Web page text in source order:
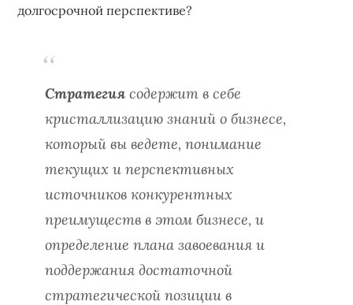
долгосрочной перспективе?
Cтратегия содержит в себе
кристаллизацию знаний о бизнесе,
который вы ведете, понимание
текущих и перспективных
источников конкурентных
преимуществ в этом бизнесе, и
определение плана завоевания и
поддержания достаточной
стратегической позиции в